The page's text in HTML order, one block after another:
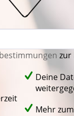
zur
Deine
Mehr